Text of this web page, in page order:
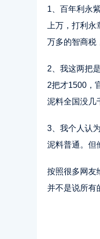
1、百年利永
上万，打利
万多的智商税
2、我这两把
2把才1500，
泥料全国没几
3、我个人认
泥料普通。但
按照很多网友
并不是说所有